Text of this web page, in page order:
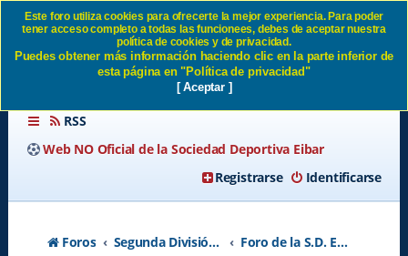
Pronto podremos contar con
Codina y Biel SD Eibar
RSS
Web NO Oficial de la Sociedad Deportiva Eibar
Identificarse
Registrarse
Foros Segunda División A - Temporada 2026-2027 Foro de la S.D. Eibar
Este foro utiliza cookies para ofrecerte la mejor experiencia. Para poder
tener acceso completo a todas las funcionees, debes de aceptar nuestra
política de cookies y de privacidad.
Puedes obtener más información haciendo clic en la parte inferior de
esta página en "Política de privacidad"
[ Aceptar ]